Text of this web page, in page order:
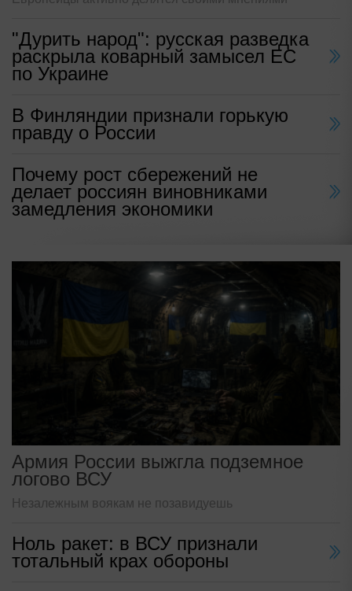
"Дурить народ": русская разведка
раскрыла коварный замысел ЕС
по Украине
В Финляндии признали горькую
правду о России
Почему рост сбережений не
делает россиян виновниками
замедления экономики
Армия России выжгла подземное
логово ВСУ
Незалежным воякам не позавидуешь
Ноль ракет: в ВСУ признали
тотальный крах обороны